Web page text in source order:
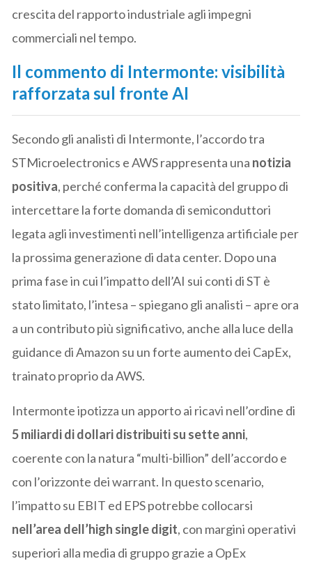
crescita del rapporto industriale agli impegni
commerciali nel tempo.
Il commento di Intermonte: visibilità
rafforzata sul fronte AI
Secondo gli analisti di Intermonte, l’accordo tra
STMicroelectronics e AWS rappresenta una notizia
positiva, perché conferma la capacità del gruppo di
intercettare la forte domanda di semiconduttori
legata agli investimenti nell’intelligenza artificiale per
la prossima generazione di data center. Dopo una
prima fase in cui l’impatto dell’AI sui conti di ST è
stato limitato, l’intesa – spiegano gli analisti – apre ora
a un contributo più significativo, anche alla luce della
guidance di Amazon su un forte aumento dei CapEx,
trainato proprio da AWS.
Intermonte ipotizza un apporto ai ricavi nell’ordine di
5 miliardi di dollari distribuiti su sette anni,
coerente con la natura “multi-billion” dell’accordo e
con l’orizzonte dei warrant. In questo scenario,
l’impatto su EBIT ed EPS potrebbe collocarsi
nell’area dell’high single digit, con margini operativi
superiori alla media di gruppo grazie a OpEx